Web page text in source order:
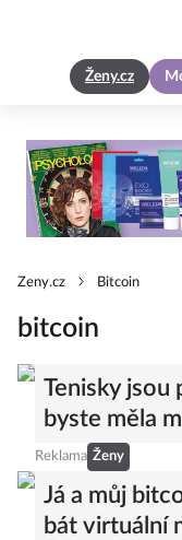
Ženy.cz
Zeny.cz Bitcoin
bitcoin
Tenisky jsou
byste měla
Reklama Ženy
Já a můj
bát virtuální